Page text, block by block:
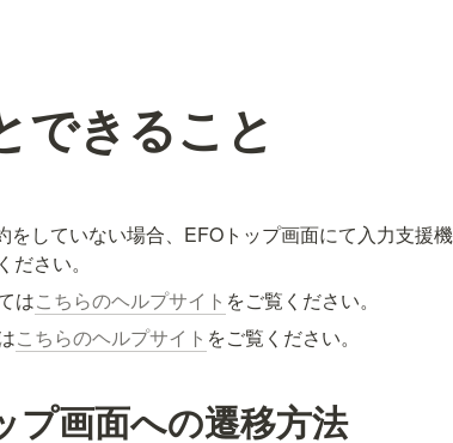
できること
をしていない場合、EFOトップ画面にて入力支援
さい。
はこちらのヘルプサイト をご覧ください。
こちらのヘルプサイト をご覧ください。
プ画面への遷移方法